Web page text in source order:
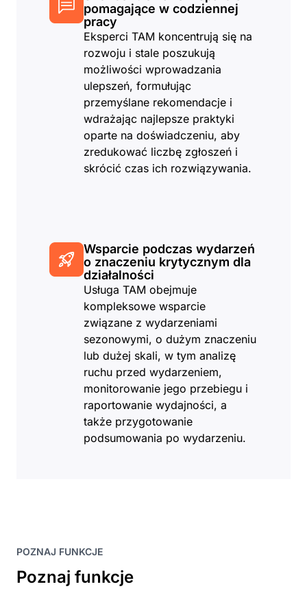
pomagające w codziennej
pracy
Eksperci TAM koncentrują się na
rozwoju i stale poszukują
możliwości wprowadzania
ulepszeń, formułując
przemyślane rekomendacje i
wdrażając najlepsze praktyki
oparte na doświadczeniu, aby
zredukować liczbę zgłoszeń i
skrócić czas ich rozwiązywania.
Wsparcie podczas wydarzeń
o znaczeniu krytycznym dla
działalności
Usługa TAM obejmuje
kompleksowe wsparcie
związane z wydarzeniami
sezonowymi, o dużym znaczeniu
lub dużej skali, w tym analizę
ruchu przed wydarzeniem,
monitorowanie jego przebiegu i
raportowanie wydajności, a
także przygotowanie
podsumowania po wydarzeniu.
POZNAJ FUNKCJE
Poznaj funkcje